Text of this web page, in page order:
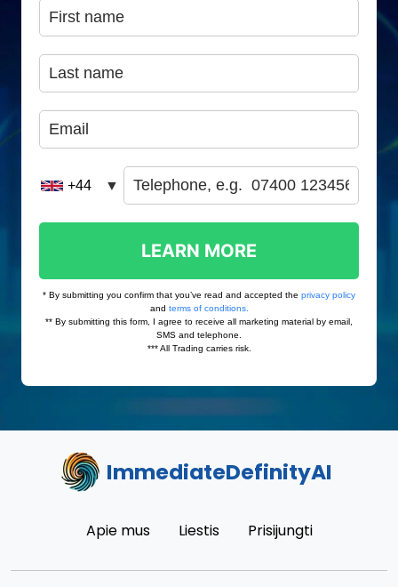
ImmediateDefinityAI
Apie mus Liestis Prisijungti